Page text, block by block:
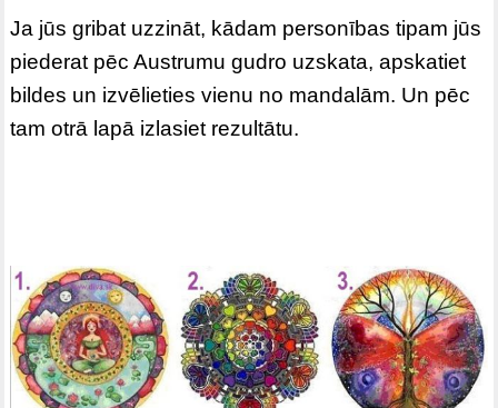
Ja jūs gribat uzzināt, kādam personības tipam jūs
piederat pēc Austrumu gudro uzskata, apskatiet
bildes un izvēlieties vienu no mandalām. Un pēc
tam otrā lapā izlasiet rezultātu.